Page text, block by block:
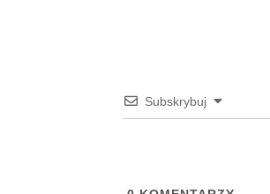
Subskrybuj